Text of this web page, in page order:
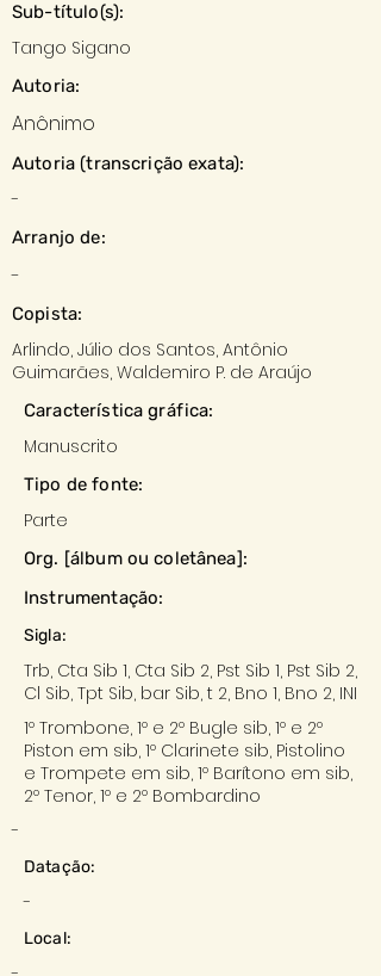
Sub-título(s):
Tango Sigano
Autoria:
Anônimo
Autoria (transcrição exata):
-
Arranjo de:
-
Copista:
Arlindo, Júlio dos Santos, Antônio
Guimarães, Waldemiro P. de Araújo
Característica gráfica:
Manuscrito
Tipo de fonte:
Parte
Org. [álbum ou coletânea]:
Instrumentação:
Sigla:
Trb, Cta Sib 1, Cta Sib 2, Pst Sib 1, Pst Sib 2,
Cl Sib, Tpt Sib, bar Sib, t 2, Bno 1, Bno 2, INI
1º Trombone, 1º e 2º Bugle sib, 1º e 2º
Piston em sib, 1º Clarinete sib, Pistolino
e Trompete em sib, 1º Barítono em sib,
2º Tenor, 1º e 2º Bombardino
-
Datação:
-
Local: